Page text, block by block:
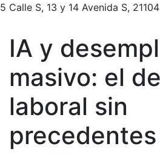
5 Calle S, 13 y 14 Avenida S, 21104
IA y
masivo: el
laboral sin
precedentes